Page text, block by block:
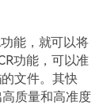
能，就可以将
功能，可以准
文件。其快
质量和高准度